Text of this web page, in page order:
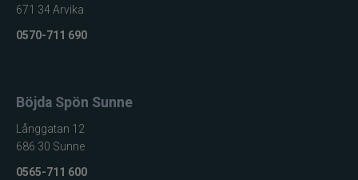
Produktfakta
Giltighet
671 34 Arvika
0570-711 690
Böjda Spön Sunne
Långgatan 12
686 30 Sunne
0565-711 600